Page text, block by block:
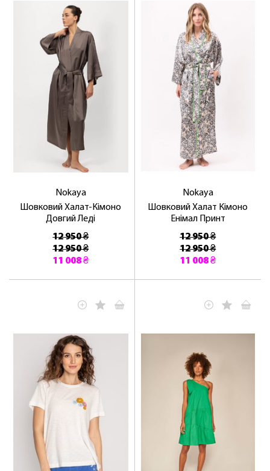
Nokaya
Шовковий Халат-Кімоно
Довгий Леді
12 950 ₴
12 950 ₴
11 008 ₴
Nokaya
Шовковий Халат Кімоно
Енімал Принт
12 950 ₴
12 950 ₴
11 008 ₴